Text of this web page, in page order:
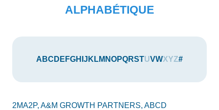
ALPHABÉTIQUE
A BC D E FGH J K LM NOPQRSTUVWXYZ#
2MA2P, A&M GROWTH PARTNERS, ABCD